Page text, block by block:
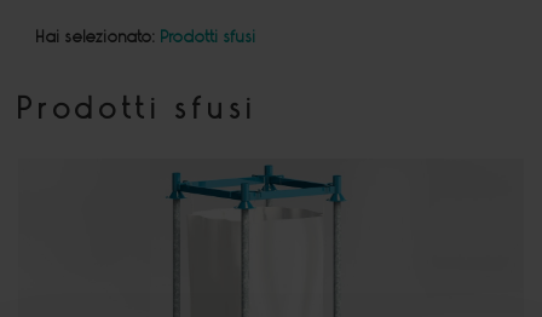
Hai selezionato: Prodotti sfusi
Prodotti sfusi